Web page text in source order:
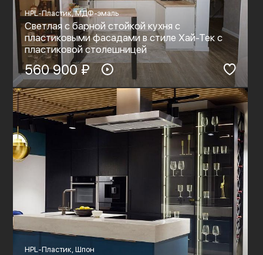
HPL-Пластик, МДФ-эмаль
Светлая с барной стойкой кухня с
пластиковыми фасадами в стиле Хай-Тек с
пластиковой столешницей
560 900 ₽
HPL-Пластик, Шпон